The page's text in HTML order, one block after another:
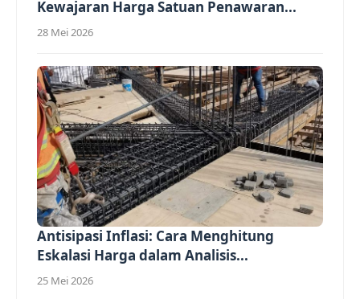
Kewajaran Harga Satuan Penawaran...
28 Mei 2026
Antisipasi Inflasi: Cara Menghitung
Eskalasi Harga dalam Analisis...
25 Mei 2026